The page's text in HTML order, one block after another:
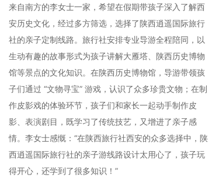
来自南方的李女士一家，希望在假期带孩子深入了解西
安历史文化，经过多方筛选，选择了陕西逍遥国际旅行
社的亲子定制线路。旅行社安排专业导游全程陪同，以
生动有趣的故事形式为孩子讲解大雁塔、陕西历史博物
馆等景点的文化知识。在陕西历史博物馆，导游带领孩
子们通过 “文物寻宝” 游戏，认识了众多珍贵文物；在制
作皮影戏的体验环节，孩子们和家长一起动手制作皮
影、表演剧目，既学习了传统技艺，又增进了亲子感
情。李女士感慨：“在陕西旅行社西安的众多选择中，陕
西逍遥国际旅行社的亲子游线路设计太用心了，孩子玩
得开心，还学到了很多知识！”